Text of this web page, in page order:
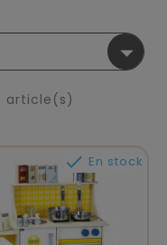

article(s)
 En stock